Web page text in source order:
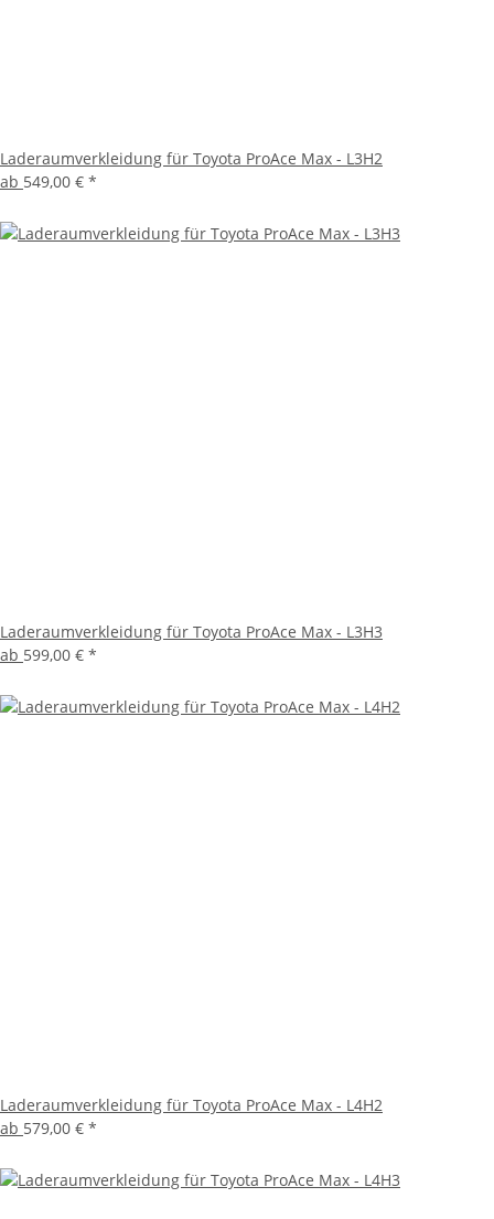
Laderaumverkleidung für Toyota ProAce Max - L3H2
ab 549,00 € *
Laderaumverkleidung für Toyota ProAce Max - L3H3
ab 599,00 € *
Laderaumverkleidung für Toyota ProAce Max - L4H2
ab 579,00 € *